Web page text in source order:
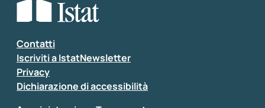
Seleziona la tipologia della segnalazione
Inserisci il tuo commento
Contatti
Iscriviti a IstatNewsletter
Privacy
Dichiarazione di accessibilità